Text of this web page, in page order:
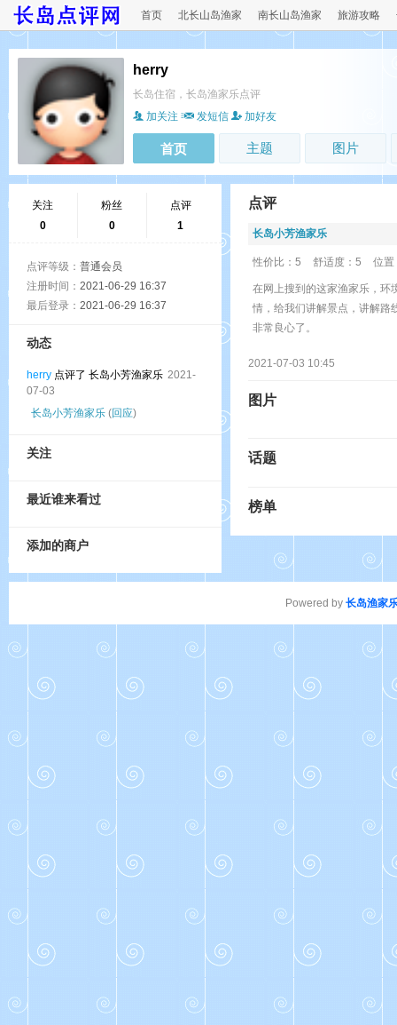
首页 北长山岛渔家 南长山岛渔家 旅游攻略
herry
长岛住宿，长岛渔家乐点评
加关注
发短信 加好友
首页 主题 图片
关注
0
粉丝
0
点评
1
点评等级： 普通会员
注册时间： 2021-06-29 16:37
最后登录： 2021-06-29 16:37
动态
herry 点评了 长岛小芳渔家乐 2021-
07-03
长岛小芳渔家乐 (回应)
关注
最近谁来看过
添加的商户
点评
长岛小芳渔家乐
性价比：5 舒适度：5 位置
在网上搜到的这家渔家乐，环
情，给我们讲解景点，讲解路
非常良心了。
2021-07-03 10:45
图片
话题
榜单
Powered by 长岛渔家